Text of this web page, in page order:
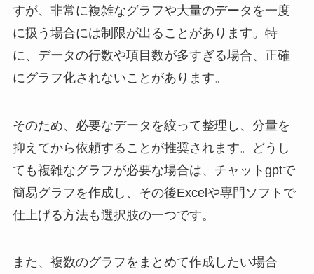
すが、非常に複雑なグラフや大量のデータを一度
に扱う場合には制限が出ることがあります。特
に、データの行数や項目数が多すぎる場合、正確
にグラフ化されないことがあります。
そのため、必要なデータを絞って整理し、分量を
抑えてから依頼することが推奨されます。どうし
ても複雑なグラフが必要な場合は、チャットgptで
簡易グラフを作成し、その後Excelや専門ソフトで
仕上げる方法も選択肢の一つです。
また、複数のグラフをまとめて作成したい場合